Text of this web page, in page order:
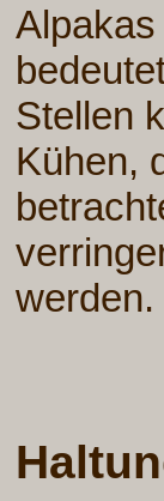
Stellen
Kühen,
werden.